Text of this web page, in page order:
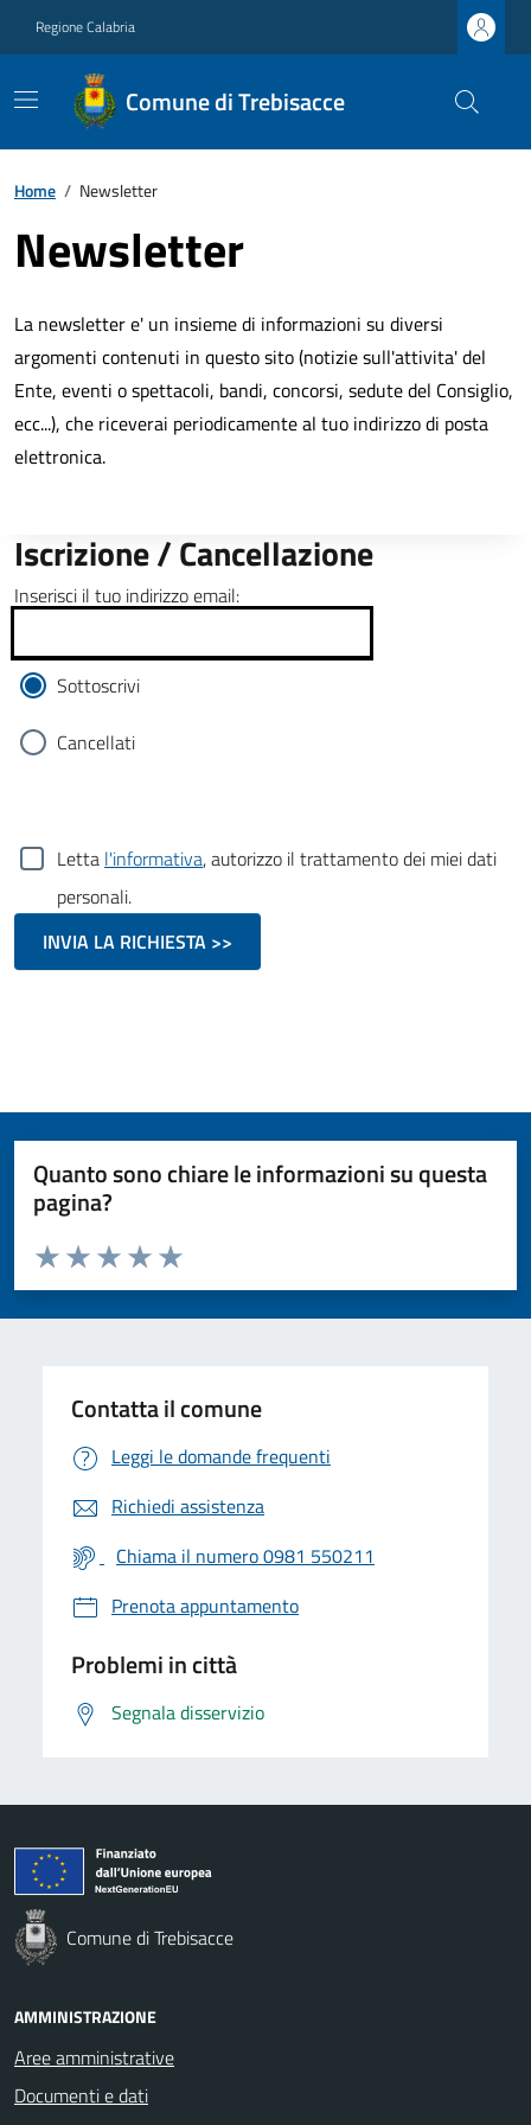
Regione Calabria
Comune di Trebisacce
Home / Newsletter
Newsletter
La newsletter e' un insieme di informazioni su diversi
argomenti contenuti in questo sito (notizie sull'attivita' del
Ente, eventi o spettacoli, bandi, concorsi, sedute del Consiglio,
ecc...), che riceverai periodicamente al tuo indirizzo di posta
elettronica.
Iscrizione / Cancellazione
Inserisci il tuo indirizzo email:
Sottoscrivi
Cancellati
Letta l'informativa, autorizzo il trattamento dei miei dati
personali.
Quanto sono chiare le informazioni su questa
pagina?
Valuta da 1 a 5 stelle la pagina
Valuta 5 stelle su 5
Valuta 4 stelle su 5
Valuta 3 stelle su 5
Valuta 2 stelle su 5
Valuta 1 stelle su 5
Contatta il comune
Leggi le domande frequenti
Richiedi assistenza
Chiama il numero 0981 550211
Prenota appuntamento
Problemi in città
Segnala disservizio
Comune di Trebisacce
AMMINISTRAZIONE
Aree amministrative
Documenti e dati